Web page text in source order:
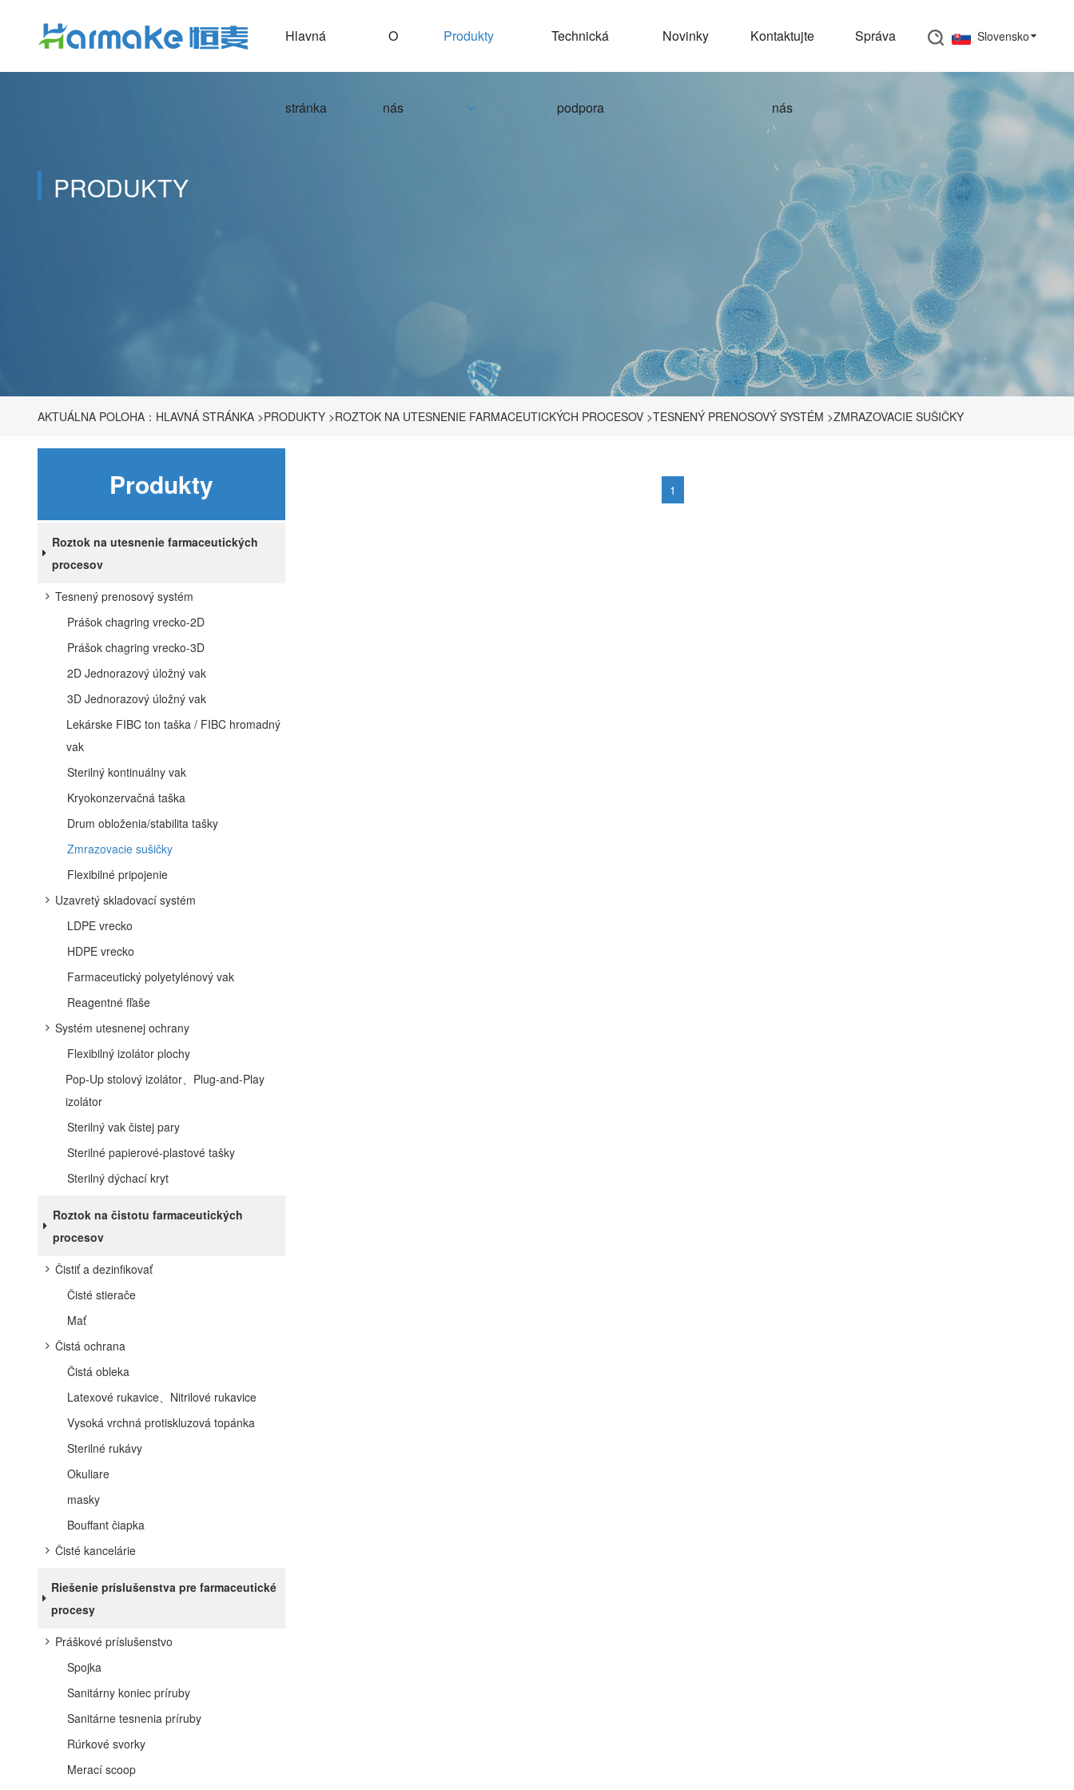
Hlavná
stránka
O
nás
Produkty Technická
podpora
Novinky Kontaktujte
nás
Správa Slovensko
PRODUKTY
AKTUÁLNA POLOHA： HLAVNÁ STRÁNKA >PRODUKTY >ROZTOK NA UTESNENIE FARMACEUTICKÝCH PROCESOV >TESNENÝ PRENOSOVÝ SYSTÉM >ZMRAZOVACIE SUŠIČKY
Produkty
Roztok na utesnenie farmaceutických
procesov
Tesnený prenosový systém
Prášok chagring vrecko-2D
Prášok chagring vrecko-3D
2D Jednorazový úložný vak
3D Jednorazový úložný vak
Lekárske FIBC ton taška / FIBC hromadný
vak
Sterilný kontinuálny vak
Kryokonzervačná taška
Drum obloženia/stabilita tašky
Zmrazovacie sušičky
Flexibilné pripojenie
Uzavretý skladovací systém
LDPE vrecko
HDPE vrecko
Farmaceutický polyetylénový vak
Reagentné fľaše
Systém utesnenej ochrany
Flexibilný izolátor plochy
Pop-Up stolový izolátor、Plug-and-Play
izolátor
Sterilný vak čistej pary
Sterilné papierové-plastové tašky
Sterilný dýchací kryt
Roztok na čistotu farmaceutických
procesov
Čistiť a dezinfikovať
Čisté stierače
Mať
Čistá ochrana
Čistá obleka
Latexové rukavice、Nitrilové rukavice
Vysoká vrchná protiskluzová topánka
Sterilné rukávy
Okuliare
masky
Bouffant čiapka
Čisté kancelárie
Riešenie príslušenstva pre farmaceutické
procesy
Práškové príslušenstvo
Spojka
Sanitárny koniec príruby
Sanitárne tesnenia príruby
Rúrkové svorky
Merací scoop
1